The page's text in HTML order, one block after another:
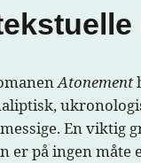
Atonement
En viktig
er på ingen